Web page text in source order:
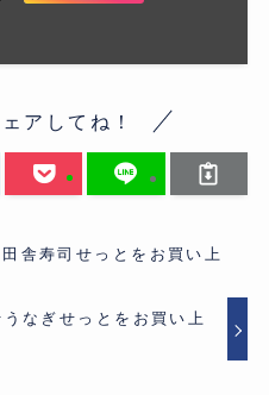
アしてね！
舎寿司せっとをお買い上
なぎせっとをお買い上